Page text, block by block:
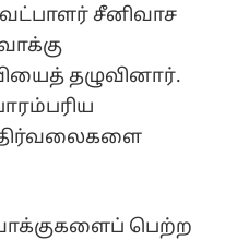
சீனிவாச
தழுவினார்.
பெற்ற